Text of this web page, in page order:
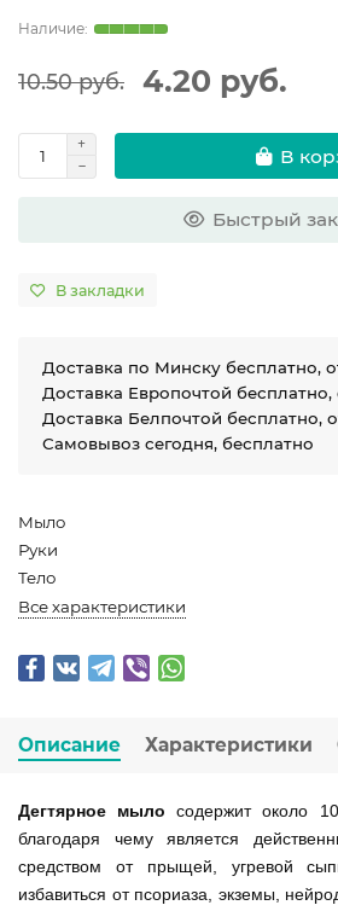
10.50 руб. 4.20 руб.
В
Быстрый
В закладки
Доставка по Минску бесплатно,
Доставка Европочтой бесплатно,
Доставка Белпочтой бесплатно,
Самовывоз сегодня, бесплатно
Мыло
Руки
Тело
Все характеристики
Описание Характеристики
Дегтярное мыло содержит около
благодаря чему является
средством от прыщей, угревой
избавиться от псориаза, экземы,